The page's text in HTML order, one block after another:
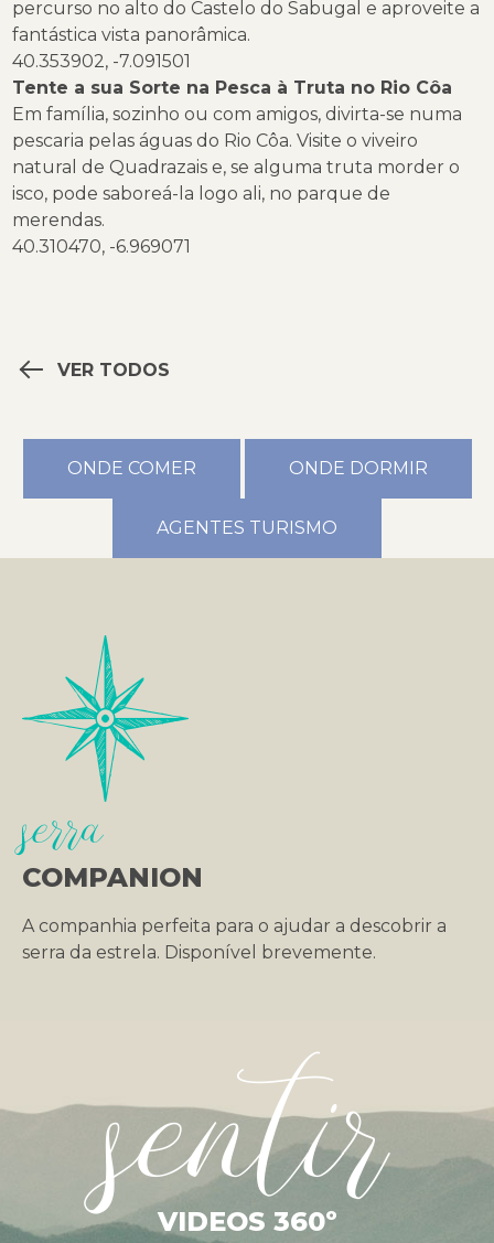
percurso no alto do Castelo do Sabugal e aproveite a
fantástica vista panorâmica.
40.353902, -7.091501
Tente a sua Sorte na Pesca à Truta no Rio Côa
Em família, sozinho ou com amigos, divirta-se numa
pescaria pelas águas do Rio Côa. Visite o viveiro
natural de Quadrazais e, se alguma truta morder o
isco, pode saboreá-la logo ali, no parque de
merendas.
40.310470, -6.969071
VER TODOS
ONDE COMER ONDE DORMIR
AGENTES TURISMO
serra
COMPANION
A companhia perfeita para o ajudar a descobrir a
serra da estrela. Disponível brevemente.
sentir
VIDEOS 360º